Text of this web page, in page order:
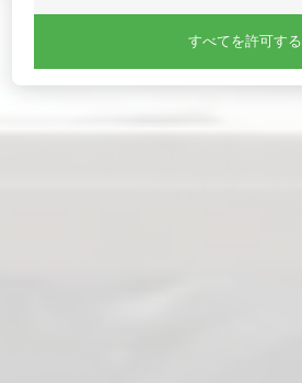
すべてを許可する